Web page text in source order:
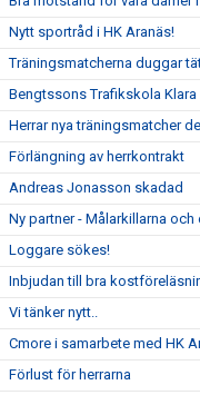
Nytt sportråd i HK Aranäs!
Träningsmatcherna duggar
Bengtssons Trafikskola
Herrar nya träningsmatcher
Förlängning av herrkontrakt
Andreas Jonasson skadad
Ny partner - Målarkillarna och
Loggare sökes!
Inbjudan till bra
Vi tänker nytt..
Cmore i samarbete med HK
Förlust för herrarna